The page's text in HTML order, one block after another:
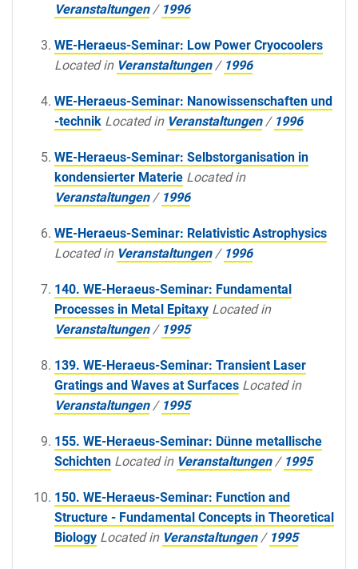
Veranstaltungen / 1996
WE-Heraeus-Seminar: Low Power Cryocoolers
Located in Veranstaltungen / 1996
WE-Heraeus-Seminar: Nanowissenschaften und
-technik Located in Veranstaltungen / 1996
WE-Heraeus-Seminar: Selbstorganisation in
kondensierter Materie Located in
Veranstaltungen / 1996
WE-Heraeus-Seminar: Relativistic Astrophysics
Located in Veranstaltungen / 1996
140. WE-Heraeus-Seminar: Fundamental
Processes in Metal Epitaxy Located in
Veranstaltungen / 1995
139. WE-Heraeus-Seminar: Transient Laser
Gratings and Waves at Surfaces Located in
Veranstaltungen / 1995
155. WE-Heraeus-Seminar: Dünne metallische
Schichten Located in Veranstaltungen / 1995
150. WE-Heraeus-Seminar: Function and
Structure - Fundamental Concepts in Theoretical
Biology Located in Veranstaltungen / 1995